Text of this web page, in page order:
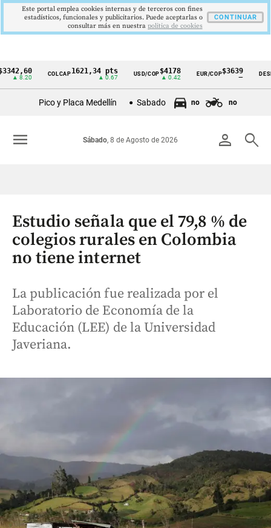
Cintillo
Colombia
COLCAP1621,34 pts USD/COP$4178
▲ 0.42
EUR/COP$3639
—
Pico y Placa Medellín Sabado no no
person search
Sábado, 8 de Agosto de 2026
menu
Estudio señala que el 79,8 % de
colegios rurales en Colombia
no tiene internet
La publicación fue realizada por el
Laboratorio de Economía de la
Educación (LEE) de la Universidad
Javeriana.
Este portal emplea cookies internas y de terceros con fines
estadísticos, funcionales y publicitarios. Puede aceptarlas o
consultar más en nuestra politica de cookies
CONTINUAR